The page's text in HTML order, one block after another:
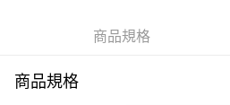
運送方式
商品規格
商品規格